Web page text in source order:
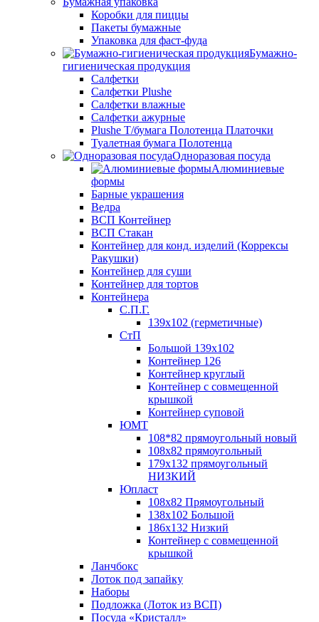
Коробки для пиццы
Пакеты бумажные
Упаковка для фаст-фуда
Бумажно-
гигиеническая продукция
Салфетки
Салфетки Plushe
Салфетки влажные
Салфетки ажурные
Plushe Т/бумага Полотенца Платочки
Туалетная бумага Полотенца
Одноразовая посуда
Алюминиевые
формы
Барные украшения
Ведра
ВСП Контейнер
ВСП Стакан
Контейнер для конд. изделий (Коррексы
Ракушки)
Контейнер для суши
Контейнер для тортов
Контейнера
С.П.Г.
139х102 (герметичные)
СтП
Большой 139х102
Контейнер 126
Контейнер круглый
Контейнер с совмещенной
крышкой
Контейнер суповой
ЮМТ
108*82 прямоугольный новый
108х82 прямоугольный
179х132 прямоугольный
НИЗКИЙ
Юпласт
108х82 Прямоугольный
138х102 Большой
186х132 Низкий
Контейнер с совмещенной
крышкой
Ланчбокс
Лоток под запайку
Наборы
Подложка (Лоток из ВСП)
Посуда «Кристалл»